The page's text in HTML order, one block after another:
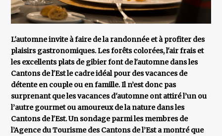
L'automne invite à faire de la randonnée et à profiter des
plaisirs gastronomiques. Les forêts colorées, l'air frais et
les excellents plats de gibier font de l'automne dans les
Cantons de l'Est le cadre idéal pour des vacances de
détente en couple ou en famille. Il n’est donc pas
surprenant que les vacances d'automne ont attiré l’un ou
l’autre gourmet ou amoureux de la nature dans les
Cantons de l'Est. Un sondage parmi les membres de
l’Agence du Tourisme des Cantons de l’Est a montré que